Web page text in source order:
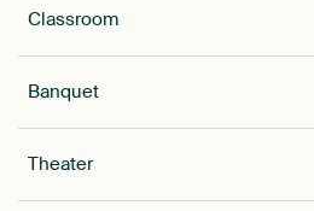
Classroom
Banquet
Theater